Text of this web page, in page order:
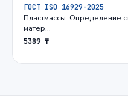
ГОСТ ISO 16929-2025
Пластмассы. Определение
матер…
5389 ₸